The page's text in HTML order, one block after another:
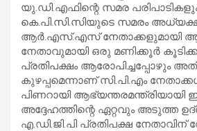
യു.ഡി.എഫിന്റെ സമര
കെ.പി.സി.സിയുടെ സമരം
ആര്‍.എസ്.എസ്
നേതാവുമായി ഒരു മണിക്കൂര്‍
പ്രതിപക്ഷം ആരോപിച്ചപ്പോഴും
കുഴപ്പമെന്നാണ് സി.പി.എം
പിണറായി ആഭ്യന്തരമന്ത്രിയായി
അദ്ദേഹത്തിന്റെ ഏറ്റവും അടുത്ത
എ.ഡി.ജി.പി പ്രതിപക്ഷ നേതാവിന്